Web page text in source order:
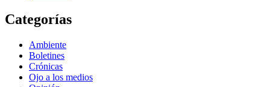
Categorías
Ambiente
Boletines
Crónicas
Ojo a los medios